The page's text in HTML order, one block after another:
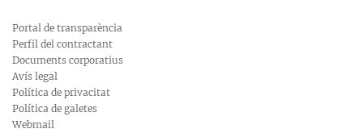
Portal de transparència
Perfil del contractant
Documents corporatius
Avís legal
Política de privacitat
Política de galetes
Webmail